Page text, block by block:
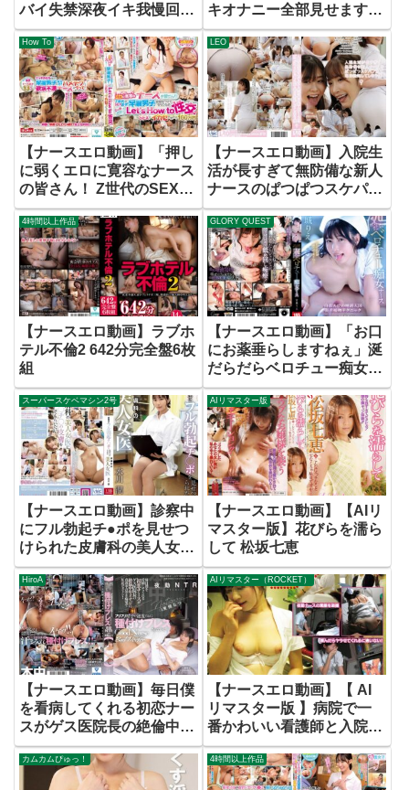
バイ失禁深夜イキ我慢回診
RARA
キオナニー全部見せます
460分ベストVol.1
How To
【ナースエロ動画】「押し
に弱くエロに寛容なナース
の皆さん！ Z世代のSEX苦
手な早漏男子に自信をつけ
てもらうためエッチ練習と
称してLet‘s How to 性交チ
ャレンジ！SEXでイカセら
れたら100万円
LEO
【ナースエロ動画】入院生
活が長すぎて無防備な新人
ナースのぱつぱつスケパン
尻で毎日勃起してしまう僕
9
4時間以上作品
【ナースエロ動画】ラブホ
テル不倫2 642分完全盤6枚
組
GLORY QUEST
【ナースエロ動画】「お口
にお薬垂らしますねぇ」涎
だらだらベロチュー痴女ナ
ース 宮城りえ
スーパースケベマシン2号
【ナースエロ動画】診察中
にフル勃起チ●ポを見せつ
けられた皮膚科の美人女医
水川潤
AIリマスター版
【ナースエロ動画】【AIリ
マスター版】花びらを濡ら
して 松坂七恵
HiroA
【ナースエロ動画】毎日僕
を看病してくれる初恋ナー
スがゲス医院長の絶倫中年
オヤジに真夜中の空き病室
で圧迫ピストン！ ブリブ
リ精子が逆流するまで種付
AIリマスター（ROCKET）
【ナースエロ動画】【 AI
リマスター版 】病院で一
番かわいい看護師と入院中
に仲良くなって、セックス
できるのか！？
カムカムぴゅっ！ 4時間以上作品